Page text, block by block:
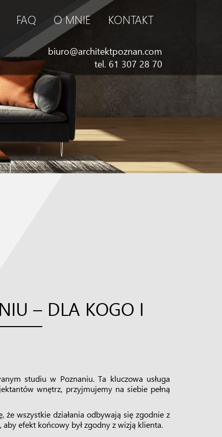
FAQ O MNIE KONTAKT
biuro@architektpoznan.com
tel. 61 307 28 70
– DLA KOGO I
studiu w Poznaniu. Ta kluczowa usługa
wnętrz, przyjmujemy na siebie pełną
wszystkie działania odbywają się zgodnie z
efekt końcowy był zgodny z wizją klienta.